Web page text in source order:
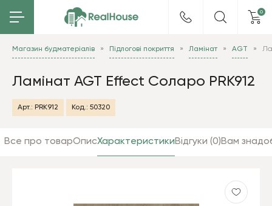
0
Магазин будматеріалів Підлогові покриття Ламінат AGT
Ламінат AGT Effect Соларо PRK912
Арт.: PRK912 Код.: 50320
Все про товарОписХарактеристикиВідгуки (0)Вам